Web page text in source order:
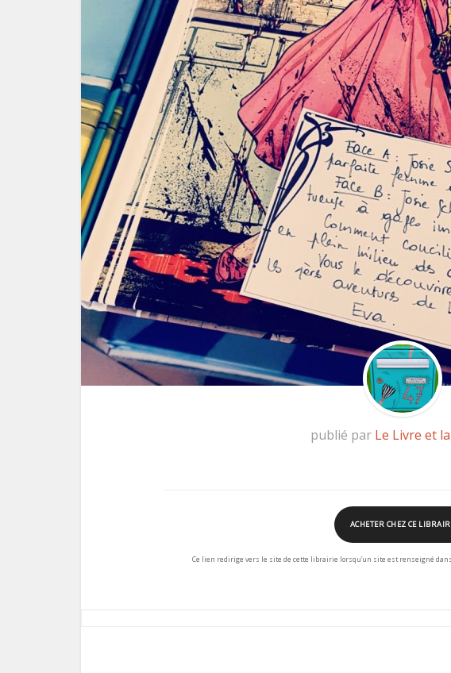
publié par Le Livre et
ACHETER CHEZ CE
Ce lien redirige vers le site de cette librairie lorsqu’un site est renseigné